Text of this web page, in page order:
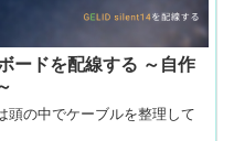
ードを配線する ～自作
頭の中でケーブルを整理して